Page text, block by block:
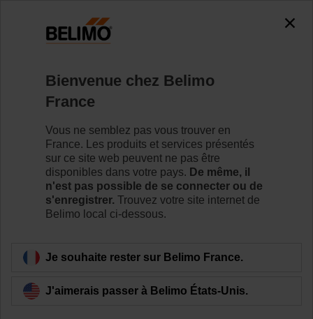
Activation du
compteur d’énergie
thermique
Bienvenue chez Belimo
France
Vous ne semblez pas vous trouver en
France. Les produits et services présentés
sur ce site web peuvent ne pas être
disponibles dans votre pays. De même, il
n'est pas possible de se connecter ou de
s'enregistrer. Trouvez votre site internet de
Belimo local ci-dessous.
Je souhaite rester sur Belimo France.
J'aimerais passer à Belimo États-Unis.